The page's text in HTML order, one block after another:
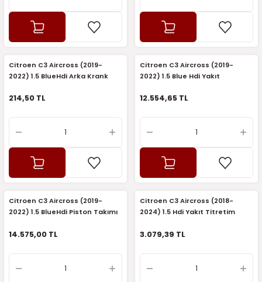
Citroen C3 Aircross (2019-
2022) 1.5 BlueHdi Arka Krank
214,50 TL
Citroen C3 Aircross (2019-
2022) 1.5 Blue Hdi Yakıt
12.554,65 TL
Citroen C3 Aircross (2019-
2022) 1.5 BlueHdi Piston Takımı
14.575,00 TL
Citroen C3 Aircross (2018-
2024) 1.5 Hdi Yakıt Titretim
3.079,39 TL